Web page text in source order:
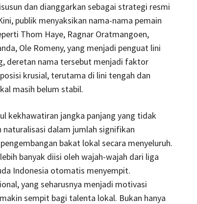
dan dianggarkan sebagai strategi resmi
publik menyaksikan nama-nama pemain
Thom Haye, Ragnar Oratmangoen,
Ole Romeny, yang menjadi penguat lini
deretan nama tersebut menjadi faktor
krusial, terutama di lini tengah dan
masih belum stabil.
kekhawatiran jangka panjang yang tidak
naturalisasi dalam jumlah signifikan
bakat lokal secara menyeluruh.
banyak diisi oleh wajah-wajah dari liga
Indonesia otomatis menyempit.
yang seharusnya menjadi motivasi
sempit bagi talenta lokal. Bukan hanya